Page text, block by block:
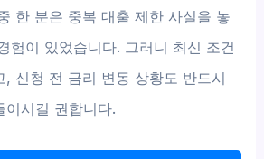
한 분은 중복 대출 제한 사실을 놓
험이 있었습니다. 그러니 최신 조건
, 신청 전 금리 변동 상황도 반드시
이시길 권합니다.